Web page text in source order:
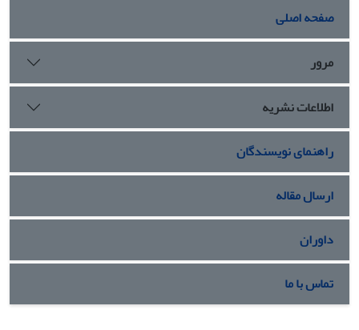
صفحه اصلی
مرور
اطلاعات نشریه
راهنمای نویسندگان
ارسال مقاله
داوران
تماس با ما